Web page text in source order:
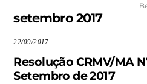
setembro 2017
22/09/2017
Resolução CRMV/MA
Setembro de 2017